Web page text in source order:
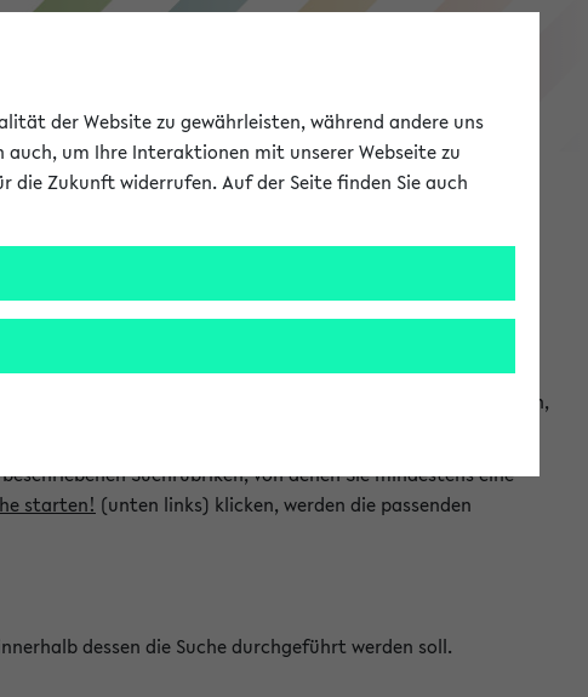
eKVV
durchsuchen und so gezielt die Veranstaltungen heraussuchen,
Suchrubriken, von denen Sie mindestens eine
starten! (unten links) klicken, werden die passenden
dessen die Suche durchgeführt werden soll.
der Website zu gewährleisten, während andere uns
auch, um Ihre Interaktionen mit unserer Webseite zu
die Zukunft widerrufen. Auf der Seite finden Sie auch